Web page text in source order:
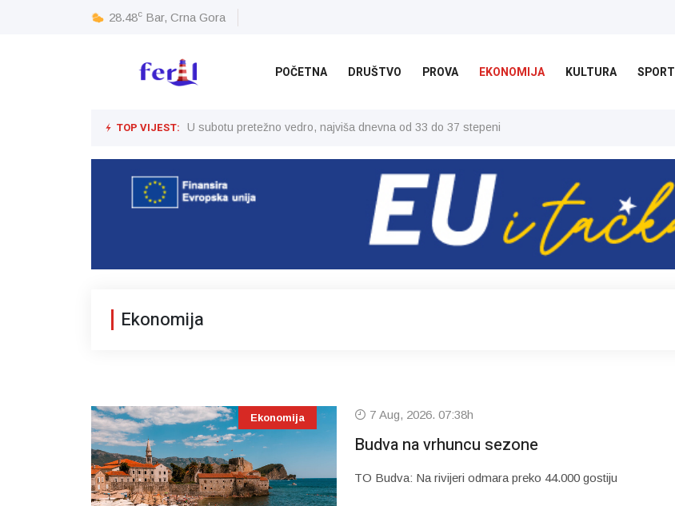
28.48c Bar, Crna Gora
POČETNA DRUŠTVO PROVA EKONOMIJA KULTURA SPORT
TOP VIJEST: U subotu pretežno vedro, najviša dnevna od 33 do 37 stepeni
Ekonomija
Ekonomija 7 Aug, 2026. 07:38h
Budva na vrhuncu sezone
TO Budva: Na rivijeri odmara preko 44.000 gostiju